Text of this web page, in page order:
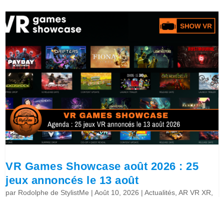
VR Games Showcase août 2026 : 25
jeux annoncés le 13 août
par Rodolphe de StylistMe |Août 10, 2026 |Actualités ,AR VR XR